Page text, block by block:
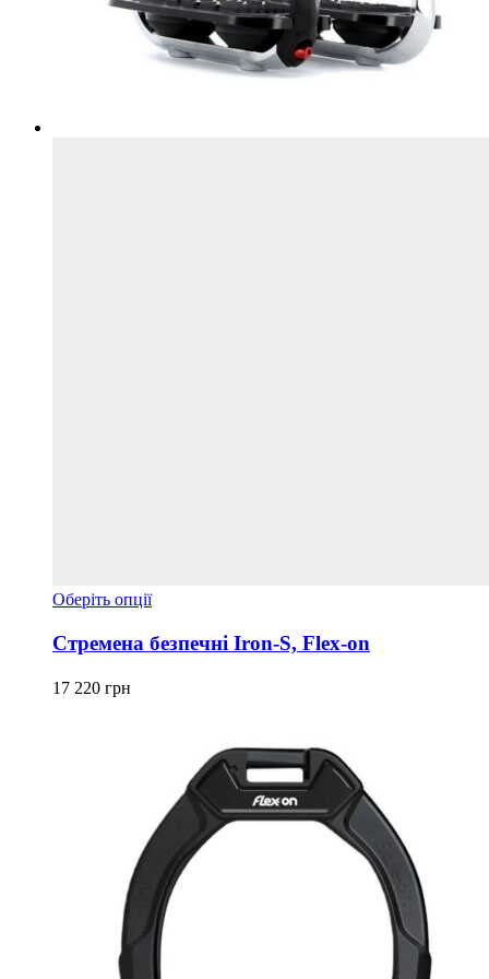
Оберіть опціїЦей
має
кілька
сторінці
товару
Стремена безпечні Iron-S, Flex-on
17 220 грн